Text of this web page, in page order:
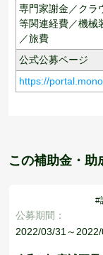
専門家謝金／クラ
等関連経費／機械
／旅費
公式公募ページ
https://
この補助金・助
#
公募期間：
2022/03/31～